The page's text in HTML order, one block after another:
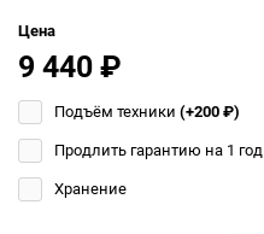
Цена
9 440₽
Подъём техники (+200₽)
Продлить гарантию на 1 год
Хранение